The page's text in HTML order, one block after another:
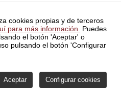
POLÍTICA DE PRIVACIDAD
PARTE DE NUESTRA RED
Y MÉTODOS DE PAGO
POLÍTICA DE COOKIES
cookies propias y de terceros
para más información.
Puedes
el botón 'Aceptar' o
pulsando el botón 'Configurar
Aceptar Configurar cookies